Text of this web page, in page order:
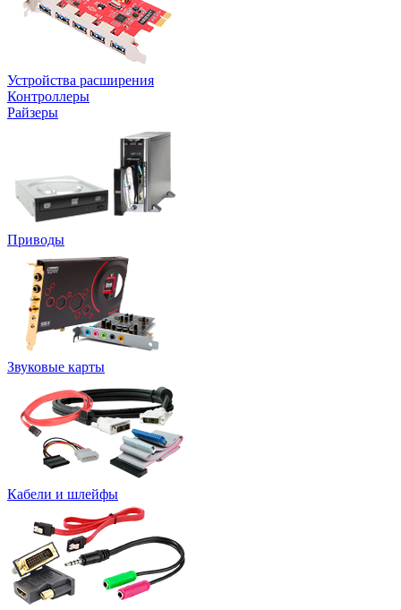
Устройства расширения
Контроллеры
Райзеры
Приводы
Звуковые карты
Кабели и шлейфы